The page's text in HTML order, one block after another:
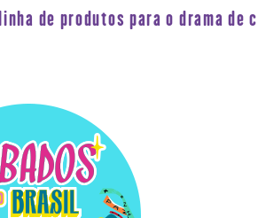
de produtos para o drama de